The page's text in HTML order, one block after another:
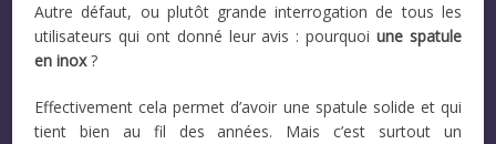
Autre défaut, ou plutôt grande interrogation de tous les
utilisateurs qui ont donné leur avis : pourquoi une spatule
en inox?
Effectivement cela permet d’avoir une spatule solide et qui
tient bien au fil des années. Mais c’est surtout un